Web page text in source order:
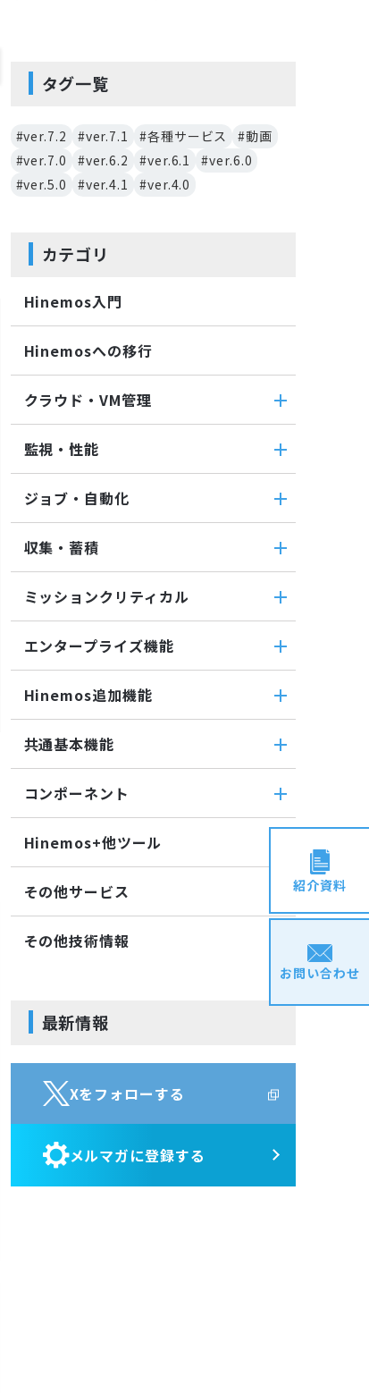
タグ一覧
#ver.7.2 #ver.7.1 #各種サービス
#動画
#ver.7.0
#ver.6.2 #ver.6.1
#ver.6.0
#ver.5.0
#ver.4.1 #ver.4.0
カテゴリ
Hinemos入門
Hinemosへの移行
クラウド・VM管理
クラウド管理機能(AWS)
監視・性能
カスタムトラップ監視
バイナリファイル監視
収集値統合監視
相関係数監視
ログ件数監視
システムログ監視
JMX監視
SNMP監視
HTTP監視
Hinemosエージェント監視
Windowsイベント監視
リソース監視
監視機能全般について
性能機能
Hinemos SDML
ジョブ・自動化
コマンドジョブ
参照ジョブ
環境構築機能
ジョブセッション
実行契機
ジョブ連携送信ジョブ
ファイルチェックジョブ
収集・蓄積
ダウンロード
蓄積
収集
ミッションクリティカル
ミッションクリティカル
エンタープライズ機能
Grafana
レポーティング
ノードマップ
ジョブマップ
Hinemos追加機能
ード
Hinemosセキュリティオプション
共通基本機能
メンテナンス
アカウント
カレンダ
リポジトリ
コンポーネント
Hinemosクライアント
Hinemos+他ツール
teams
その他サービス
IT Asset コンシェル
その他技術情報
Perl
Python
最新情報
Xをフォローする
メルマガに登録する
紹介資料
お問い合わせ